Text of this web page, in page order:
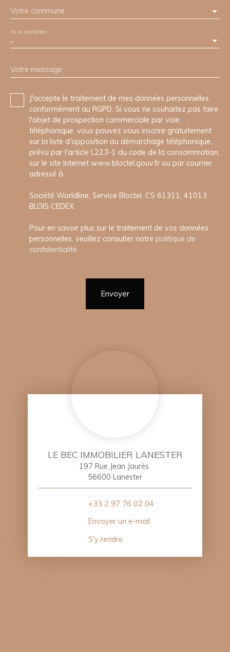
Votre commune
-
Vous souhaitez
Votre message
J'accepte le traitement de mes données personnelles
conformément au RGPD. Si vous ne souhaitez pas faire
l'objet de prospection commerciale par voie
téléphonique, vous pouvez vous inscrire gratuitement
sur la liste d'opposition au démarchage téléphonique,
prévu par l'article L223-1 du code de la consommation,
sur le site Internet www.bloctel.gouv.fr ou par courrier
adressé à :
Société Worldline, Service Bloctel, CS 61311, 41013
BLOIS CEDEX.
Pour en savoir plus sur le traitement de vos données
personnelles, veuillez consulter notre politique de
confidentialité.
Envoyer
LE BEC IMMOBILIER LANESTER
197 Rue Jean Jaurès
56600 Lanester
+33 2 97 76 02 04
Envoyer un e-mail
S'y rendre